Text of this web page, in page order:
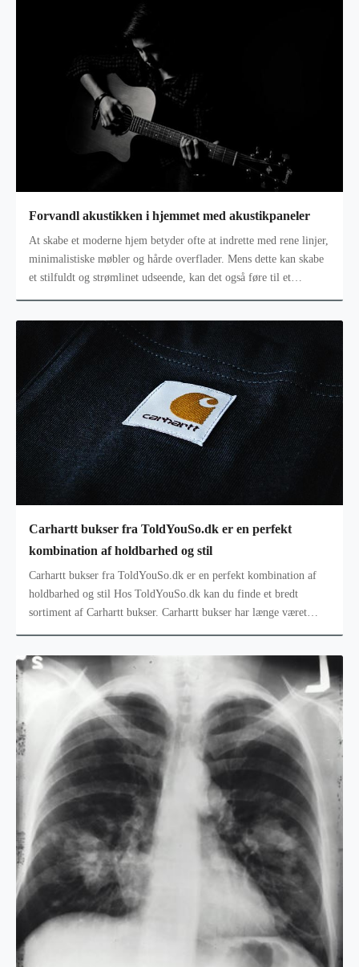
Forvandl akustikken i hjemmet med akustikpaneler
At skabe et moderne hjem betyder ofte at indrette med rene linjer,
minimalistiske møbler og hårde overflader. Mens dette kan skabe
et stilfuldt og strømlinet udseende, kan det også føre til et
Carhartt bukser fra ToldYouSo.dk er en perfekt
kombination af holdbarhed og stil
Carhartt bukser fra ToldYouSo.dk er en perfekt kombination af
holdbarhed og stil Hos ToldYouSo.dk kan du finde et bredt
sortiment af Carhartt bukser. Carhartt bukser har længe været